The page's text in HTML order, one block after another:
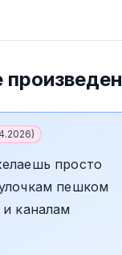
)
просто
пешком
каналам